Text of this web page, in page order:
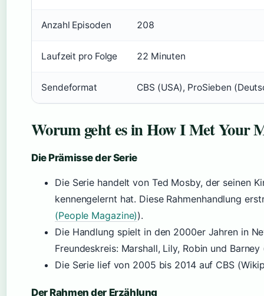
Anzahl Episoden 208
Laufzeit pro Folge 22 Minuten
Sendeformat CBS (USA), ProSieben
Worum geht es in How I Met Your
Die Prämisse der Serie
Die Serie handelt von Ted Mosby, der seinen
kennengelernt hat. Diese Rahmenhandlung
(People Magazine)).
Die Handlung spielt in den 2000er Jahren in
Freundeskreis: Marshall, Lily, Robin und Barney
Die Serie lief von 2005 bis 2014 auf CBS
Der Rahmen der Erzählung